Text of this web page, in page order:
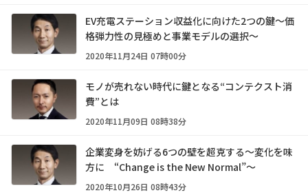
EV充電ステーション収益化に向けた2つの鍵～価
格弾力性の見極めと事業モデルの選択～
2020年11月24日 07時00分
モノが売れない時代に鍵となる“コンテクスト消
費”とは
2020年11月09日 08時38分
企業変身を妨げる6つの壁を超克する～変化を味
方に “Change is the New Normal”～
2020年10月26日 08時43分